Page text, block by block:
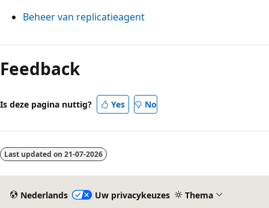
Beheer van replicatieagent
Feedback
Is deze pagina nuttig? Yes No
Last updated on 21-07-2026
Nederlands Uw privacykeuzes Thema